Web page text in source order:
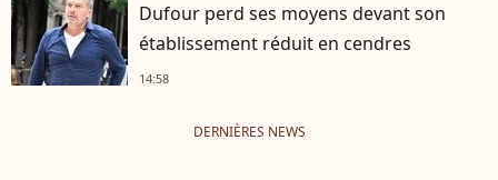
Dufour perd ses moyens devant son
établissement réduit en cendres
14:58
DERNIÈRES NEWS